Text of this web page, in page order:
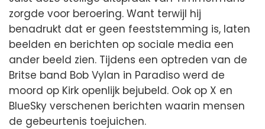
zorgde voor beroering. Want terwijl hij
benadrukt dat er geen feeststemming is, laten
beelden en berichten op sociale media een
ander beeld zien. Tijdens een optreden van de
Britse band Bob Vylan in Paradiso werd de
moord op Kirk openlijk bejubeld. Ook op X en
BlueSky verschenen berichten waarin mensen
de gebeurtenis toejuichen.